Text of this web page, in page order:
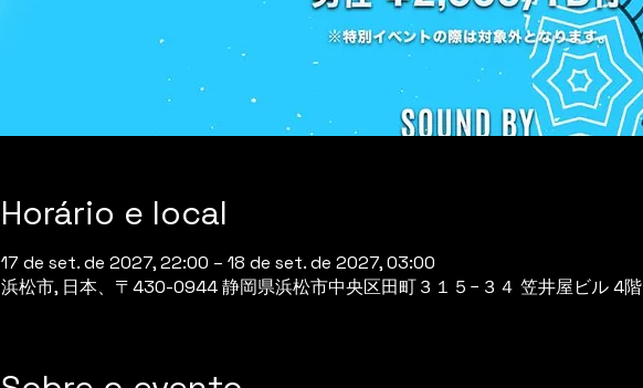
Horário e local
17 de set. de 2027, 22:00 – 18 de set. de 2027, 03:00
浜松市, 日本、〒430-0944 静岡県浜松市中央区田町３１５−３４ 笠井屋ビル 4階